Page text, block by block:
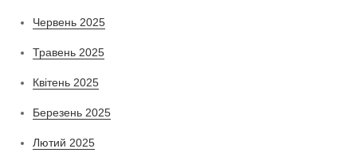
Червень 2025
Травень 2025
Квітень 2025
Березень 2025
Лютий 2025